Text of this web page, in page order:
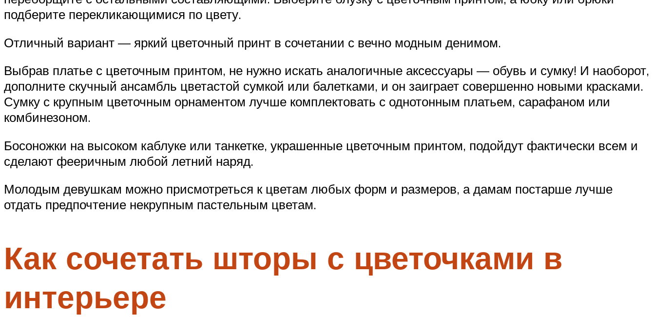
подберите перекликающимися по цвету.
Отличный вариант — яркий цветочный принт в сочетании с вечно модным денимом.
Выбрав платье с цветочным принтом, не нужно искать аналогичные аксессуары — обувь и сумку! И наоборот,
дополните скучный ансамбль цветастой сумкой или балетками, и он заиграет совершенно новыми красками.
Сумку с крупным цветочным орнаментом лучше комплектовать с однотонным платьем, сарафаном или
комбинезоном.
Босоножки на высоком каблуке или танкетке, украшенные цветочным принтом, подойдут фактически всем и
сделают фееричным любой летний наряд.
Молодым девушкам можно присмотреться к цветам любых форм и размеров, а дамам постарше лучше
отдать предпочтение некрупным пастельным цветам.
Как сочетать шторы с цветочками в
интерьере